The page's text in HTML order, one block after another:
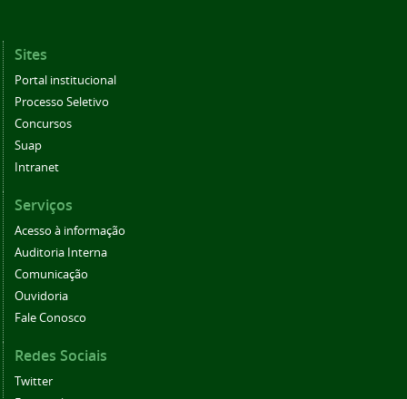
Sites
Portal institucional
Processo Seletivo
Concursos
Suap
Intranet
Serviços
Acesso à informação
Auditoria Interna
Comunicação
Ouvidoria
Fale Conosco
Redes Sociais
Twitter